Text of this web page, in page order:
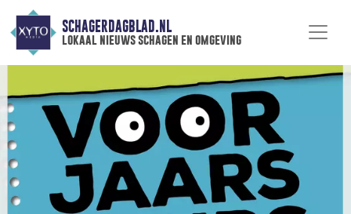
SCHAGERDAGBLAD.NL
lokaal nieuws schagen en omgeving